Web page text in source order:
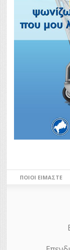
ΠΟΙΟΙ ΕΊΜΑΣΤΕ